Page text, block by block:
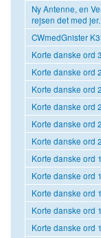
Ny Antenne, en
rejsen det med jer.
CWmedGnister
Korte danske ord
Korte danske ord
Korte danske ord
Korte danske ord
Korte danske ord
Korte danske ord
Korte danske ord
Korte danske ord
Korte danske ord
Korte danske ord
Korte danske ord